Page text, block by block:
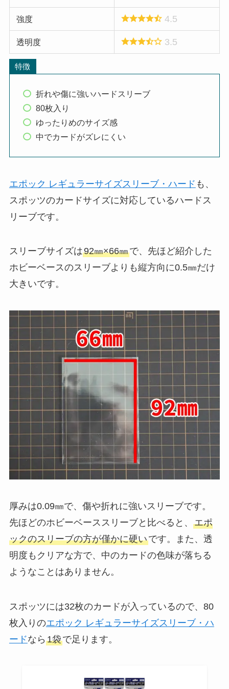
強度 4.5
透明度 3.5
特徴
折れや傷に強いハードスリーブ
80枚入り
ゆったりめのサイズ感
中でカードがズレにくい
エポック レギュラーサイズスリーブ・ハード も、
スポッツのカードサイズに対応しているハードス
リーブです。
スリーブサイズは92㎜×66㎜で、先ほど紹介した
ホビーベースのスリーブよりも縦方向に0.5㎜だけ
大きいです。
厚みは0.09㎜で、傷や折れに強いスリーブです。
先ほどのホビーベーススリーブと比べると、 エポ
ックのスリーブの方が僅かに硬いです。また、透
明度もクリアな方で、中のカードの色味が落ちる
ようなことはありません。
スポッツには32枚のカードが入っているので、80
枚入りのエポック レギュラーサイズスリーブ・ハ
ードなら 1袋で足ります。